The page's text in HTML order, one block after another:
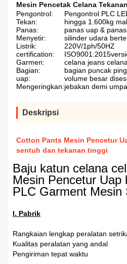
Mesin Pencetak Celana
Pengontrol:
Pengontrol PLC
Tekan:
hingga 1.600kg
Panas:
panas uap &
Menyetir:
silinder udara
Listrik:
220V/1ph/50HZ
certification:
Garmen:
celana jeans
Bagian:
bagian puncak
uap:
volume besar
Mengeringkan:jebakan demi
Deskripsi
Cotton Pants Mesin Pencetur
sentuh dan tekanan tinggi
Baju katun celana
Mesin Pencetur Uap
PLC Garment Mesin
I. Pabrik
Rangkaian lengkap peralatan
Kualitas peralatan yang andal
Pengiriman tepat waktu